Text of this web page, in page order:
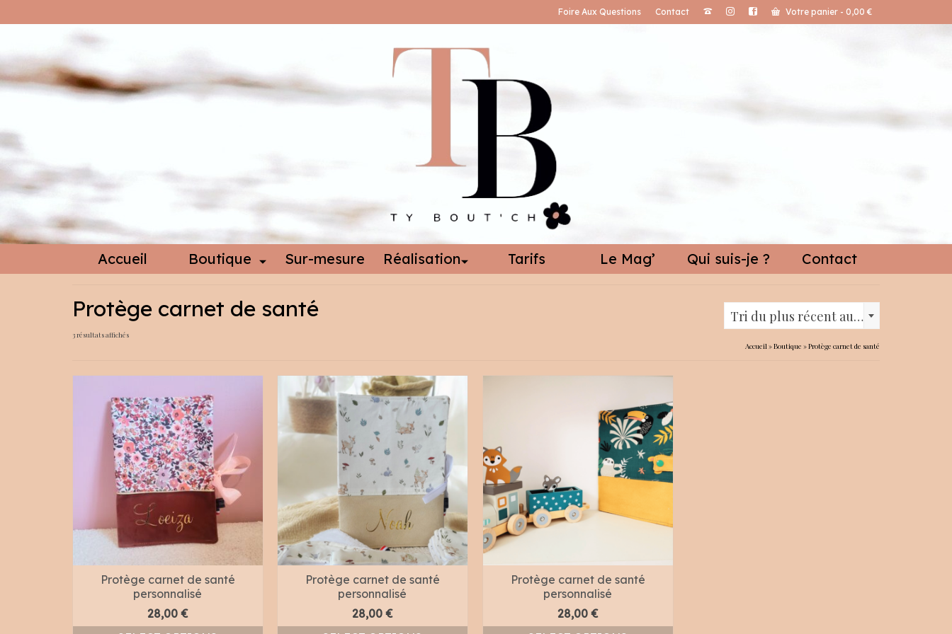
Foire Aux Questions Contact Votre panier - 0,00 €
Accueil Boutique Sur-mesure Réalisation Tarifs Le Mag’ Qui suis-je ? Contact
Protège carnet de santé
3 résultats affichésTrié
au
plus
ancien
Tri du plus récent au plus ancien
Accueil»Boutique »Protège carnet de santé
Protège carnet de santé
personnalisé
28,00 €
Protège carnet de santé
personnalisé
28,00 €
Protège carnet de santé
personnalisé
28,00 €